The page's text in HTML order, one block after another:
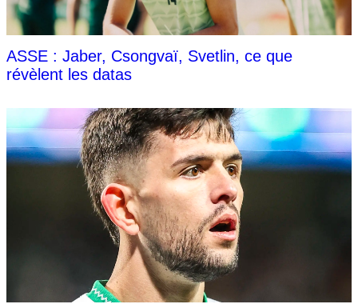
ASSE : Jaber, Csongvaï, Svetlin, ce que
révèlent les datas